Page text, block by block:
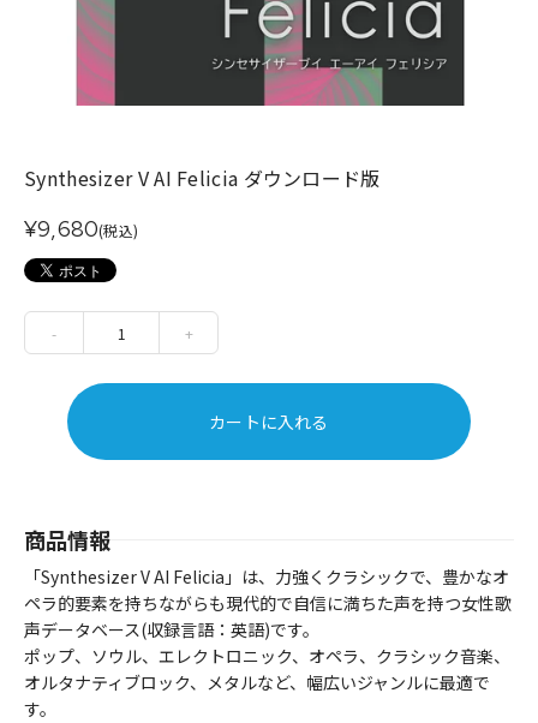
Synthesizer V AI Felicia ダウンロード版
¥9,680(税込)
- 1 +
カートに入れる
商品情報
「Synthesizer V AI Felicia」は、力強くクラシックで、豊かなオ
ペラ的要素を持ちながらも現代的で自信に満ちた声を持つ女性歌
声データベース(収録言語：英語)です。
ポップ、ソウル、エレクトロニック、オペラ、クラシック音楽、
オルタナティブロック、メタルなど、幅広いジャンルに最適で
す。